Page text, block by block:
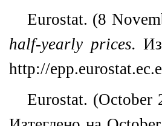
Eurostat. (8
half-yearly prices.
http://
Eurostat.